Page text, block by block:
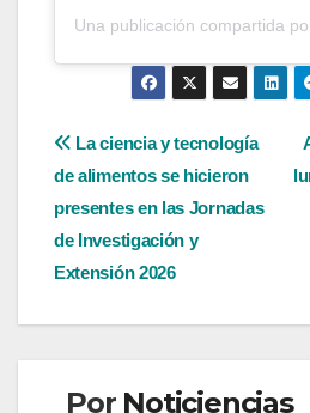
Una publicación compartida
Navegación
de
entradas
La ciencia y tecnología
de alimentos se hicieron
presentes en las Jornadas
de Investigación y
Extensión 2026
Por Noticiencias